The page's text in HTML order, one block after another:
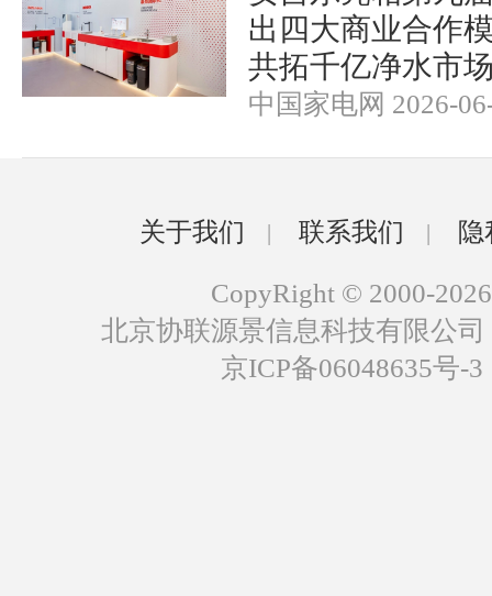
出四大商业合作
共拓千亿净水市
中国家电网 2026-
关于我们 | 联系我们 |
CopyRight © 2000-2026
北京协联源景信息科技有限公
京ICP备06048635号-3